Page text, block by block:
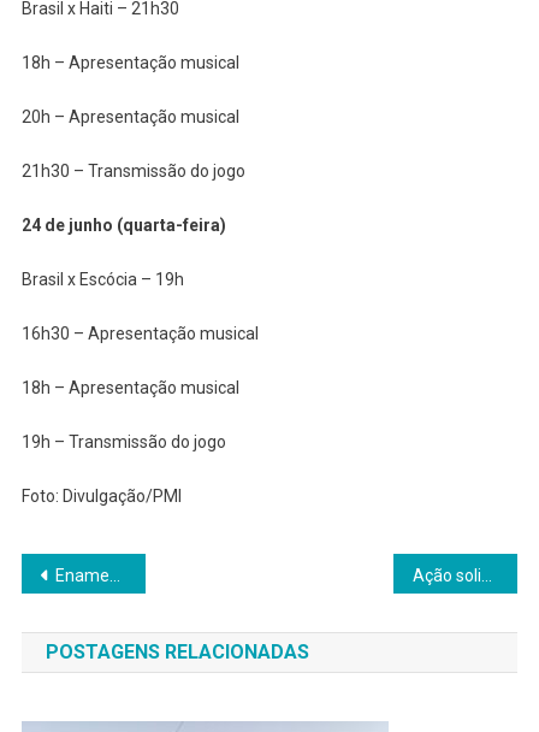
Brasil x Haiti – 21h30
18h – Apresentação musical
20h – Apresentação musical
21h30 – Transmissão do jogo
24 de junho (quarta-feira)
Brasil x Escócia – 19h
16h30 – Apresentação musical
18h – Apresentação musical
19h – Transmissão do jogo
Foto: Divulgação/PMI
Navegação
de
Post
Enamed 2026: inscrições estarão abertas de 15 a 29 de junho
POSTAGENS RELACIONADAS